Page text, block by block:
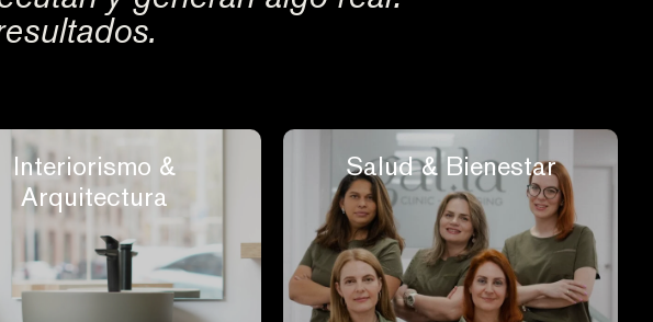
Interiorismo &
Arquitectura
Salud & Bienestar